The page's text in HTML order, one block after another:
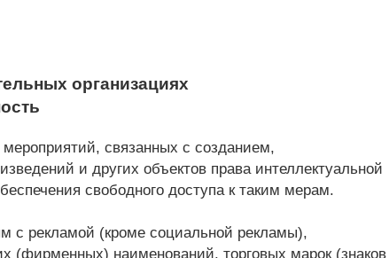
организациях
мероприятий, связанных с созданием,
и других объектов права интеллектуальной
свободного доступа к таким мерам.
с рекламой (кроме социальной рекламы),
(фирменных) наименований, торговых марок (знаков